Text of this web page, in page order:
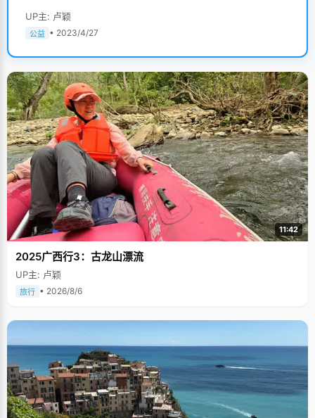
UP主: 卢颖
公益 • 2023/4/27
11:42
2025广西行3：古龙山漂流
UP主: 卢颖
旅行 • 2026/8/6